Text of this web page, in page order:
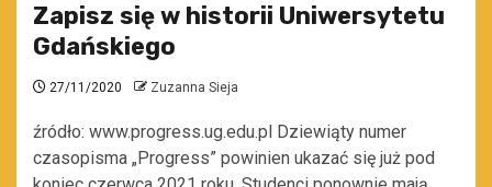
Zapisz się w historii Uniwersytetu
Gdańskiego
27/11/2020 Zuzanna Sieja
źródło: www.progress.ug.edu.pl Dziewiąty numer
czasopisma „Progress” powinien ukazać się już pod